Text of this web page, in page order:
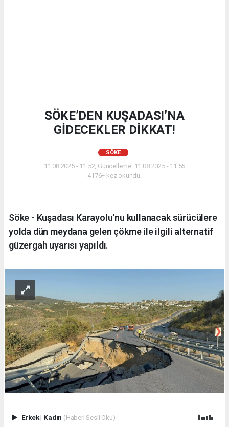
SÖKE’DEN KUŞADASI’NA
GİDECEKLER DİKKAT!
SÖKE
11.08.2025 - 11:52, Güncelleme: 11.08.2025 - 11:55
4176+ kez okundu.
Söke - Kuşadası Karayolu'nu kullanacak sürücülere
yolda dün meydana gelen çökme ile ilgili alternatif
güzergah uyarısı yapıldı.
Erkek| Kadın (Haberi Sesli Oku)